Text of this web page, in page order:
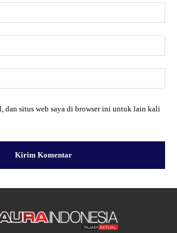
dan situs web saya di browser ini untuk lain kali